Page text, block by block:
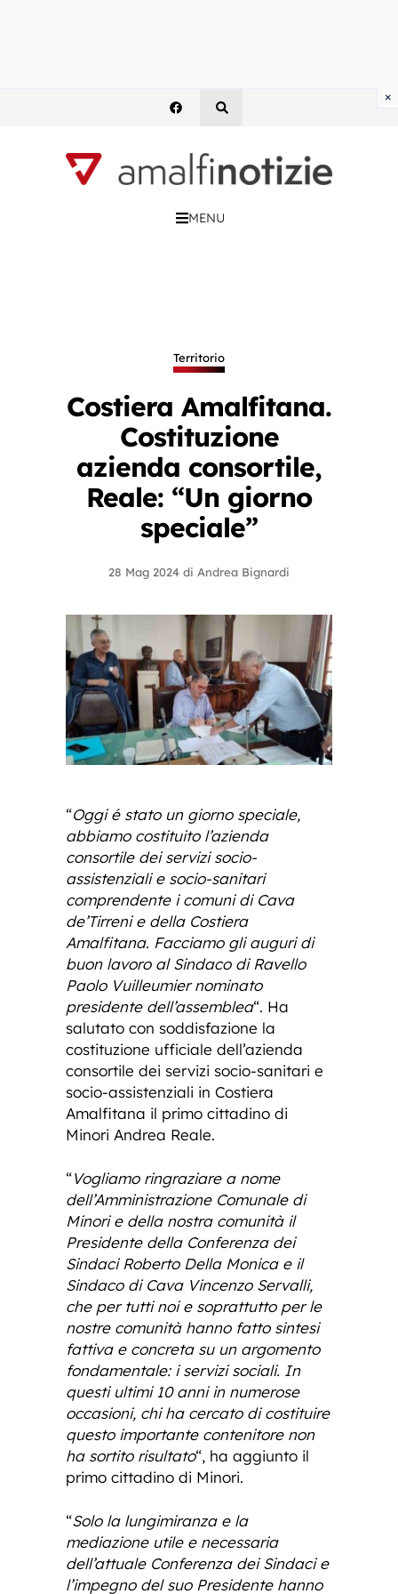
MENU
Territorio
Costiera Amalfitana.
Costituzione
azienda consortile,
Reale: “Un giorno
speciale”
28 Mag 2024 di Andrea Bignardi
“Oggi é stato un giorno speciale,
abbiamo costituito l’azienda
consortile dei servizi socio-
assistenziali e socio-sanitari
comprendente i comuni di Cava
de’Tirreni e della Costiera
Amalfitana. Facciamo gli auguri di
buon lavoro al Sindaco di Ravello
Paolo Vuilleumier nominato
presidente dell’assemblea“. Ha
salutato con soddisfazione la
costituzione ufficiale dell’azienda
consortile dei servizi socio-sanitari e
socio-assistenziali in Costiera
Amalfitana il primo cittadino di
Minori Andrea Reale.
“Vogliamo ringraziare a nome
dell’Amministrazione Comunale di
Minori e della nostra comunità il
Presidente della Conferenza dei
Sindaci Roberto Della Monica e il
Sindaco di Cava Vincenzo Servalli,
che per tutti noi e soprattutto per le
nostre comunità hanno fatto sintesi
fattiva e concreta su un argomento
fondamentale: i servizi sociali. In
questi ultimi 10 anni in numerose
occasioni, chi ha cercato di costituire
questo importante contenitore non
ha sortito risultato“, ha aggiunto il
primo cittadino di Minori.
“Solo la lungimiranza e la
mediazione utile e necessaria
dell’attuale Conferenza dei Sindaci e
l’impegno del suo Presidente hanno
×